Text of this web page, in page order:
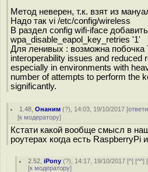
Метод неверен, т.к. взят из
Надо так vi /etc/config/wireless
В раздел config wifi-iface
wpa_disable_eapol_key_retries '1'
Для ленивых : возможна побочка
interoperability issues and reduced
especially in environments with
number of attempts to perform the
significantly.
1.48 ,Онаним (?), 14:03, 19/10/2017 [
[к модератору]
Кстати какой вообще смысл в
роутерах когда есть
2.52 ,iPony (?), 14:17, 19/10/2017 [^] [^^] [
[к модератору]